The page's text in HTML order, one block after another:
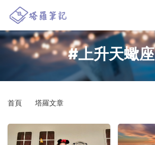
#上升天蠍座
首頁 塔羅文章